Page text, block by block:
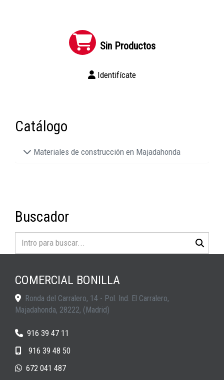
Sin Productos
Identifícate
Catálogo
Materiales de construcción en Majadahonda
Buscador
COMERCIAL BONILLA
Ronda del Carralero, 14 - Pol. Ind. El Carralero,
Majadahonda, 28222, (Madrid)
916 39 47 11
916 39 48 50
672 041 487